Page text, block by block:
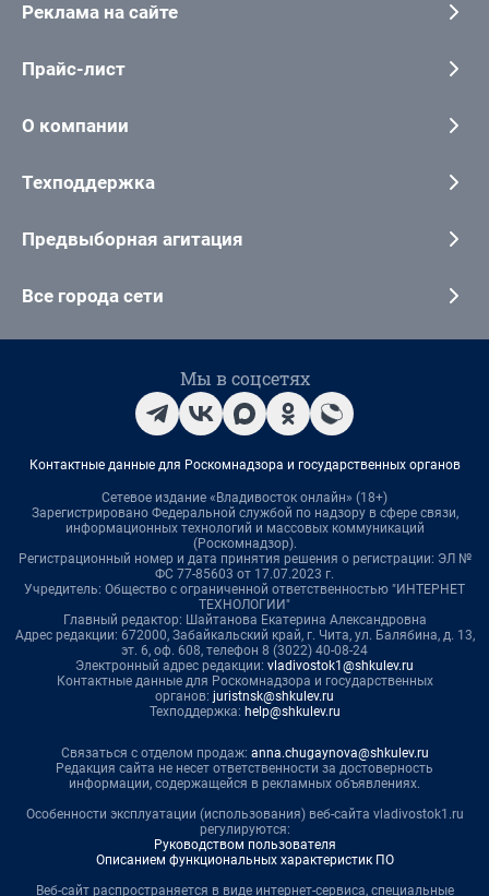
Реклама на сайте
Прайс-лист
О компании
Техподдержка
Предвыборная агитация
Все города сети
Мы в соцсетях
Контактные данные для Роскомнадзора и государственных органов
Сетевое издание «Владивосток онлайн» (18+)
Зарегистрировано Федеральной службой по надзору в сфере связи,
информационных технологий и массовых коммуникаций
(Роскомнадзор).
Регистрационный номер и дата принятия решения о регистрации: ЭЛ №
ФС 77-85603 от 17.07.2023 г.
Учредитель: Общество с ограниченной ответственностью "ИНТЕРНЕТ
ТЕХНОЛОГИИ"
Главный редактор: Шайтанова Екатерина Александровна
Адрес редакции: 672000, Забайкальский край, г. Чита, ул. Балябина, д. 13,
эт. 6, оф. 608, телефон 8 (3022) 40-08-24
Электронный адрес редакции: vladivostok1@shkulev.ru
Контактные данные для Роскомнадзора и государственных
органов: juristnsk@shkulev.ru
Техподдержка: help@shkulev.ru
Связаться с отделом продаж: anna.chugaynova@shkulev.ru
Редакция сайта не несет ответственности за достоверность
информации, содержащейся в рекламных объявлениях.
Особенности эксплуатации (использования) веб-сайта vladivostok1.ru
регулируются:
Руководством пользователя
Описанием функциональных характеристик ПО
Веб-сайт распространяется в виде интернет-сервиса, специальные